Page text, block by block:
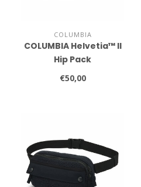
COLUMBIA
COLUMBIA Helvetia™ II
Hip Pack
€50,00